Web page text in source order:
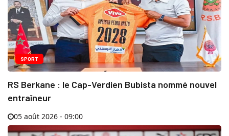
SPORT
RS Berkane : le Cap-Verdien Bubista nommé nouvel
entraîneur
05 août 2026 - 09:00